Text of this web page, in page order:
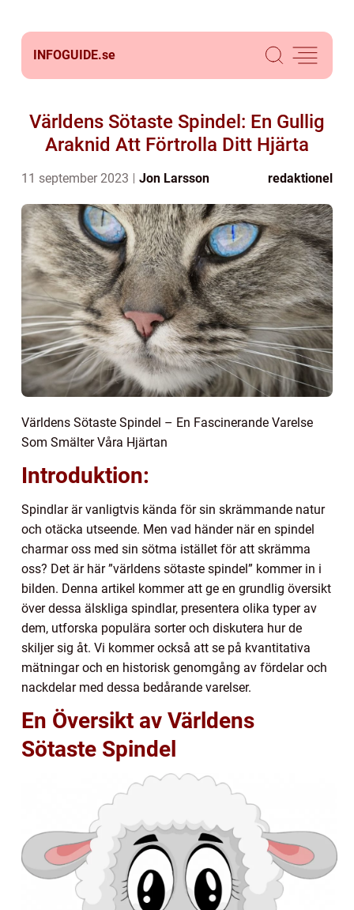
INFOGUIDE.se
Världens Sötaste Spindel: En Gullig
Araknid Att Förtrolla Ditt Hjärta
11 september 2023 Jon Larsson redaktionel
Världens Sötaste Spindel – En Fascinerande Varelse
Som Smälter Våra Hjärtan
Introduktion:
Spindlar är vanligtvis kända för sin skrämmande natur
och otäcka utseende. Men vad händer när en spindel
charmar oss med sin sötma istället för att skrämma
oss? Det är här ”världens sötaste spindel” kommer in i
bilden. Denna artikel kommer att ge en grundlig översikt
över dessa älskliga spindlar, presentera olika typer av
dem, utforska populära sorter och diskutera hur de
skiljer sig åt. Vi kommer också att se på kvantitativa
mätningar och en historisk genomgång av fördelar och
nackdelar med dessa bedårande varelser.
En Översikt av Världens
Sötaste Spindel